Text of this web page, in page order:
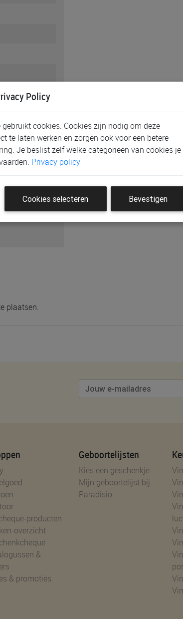
plaatsen.
producten
overzicht
&
& promoties
Geboortelijsten
Kies een geschenkje
Mijn geboortelijst bij
Paradisio
Policy
gebruikt cookies. Cookies zijn nodig om deze
te laten werken en zorgen ook voor een betere
Je beslist zelf welke categorieën van cookies je
Privacy policy
Cookies selecteren Bevestigen